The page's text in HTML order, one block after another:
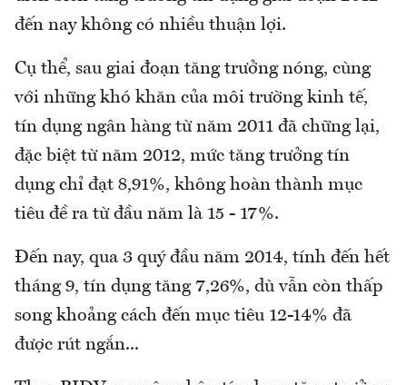
đến nay không có nhiều thuận lợi.
Cụ thể, sau giai đoạn tăng trưởng nóng, cùng
với những khó khăn của môi trường kinh tế,
tín dụng ngân hàng từ năm 2011 đã chững lại,
đặc biệt từ năm 2012, mức tăng trưởng tín
dụng chỉ đạt 8,91%, không hoàn thành mục
tiêu đề ra từ đầu năm là 15 - 17%.
Đến nay, qua 3 quý đầu năm 2014, tính đến hết
tháng 9, tín dụng tăng 7,26%, dù vẫn còn thấp
song khoảng cách đến mục tiêu 12-14% đã
được rút ngắn...